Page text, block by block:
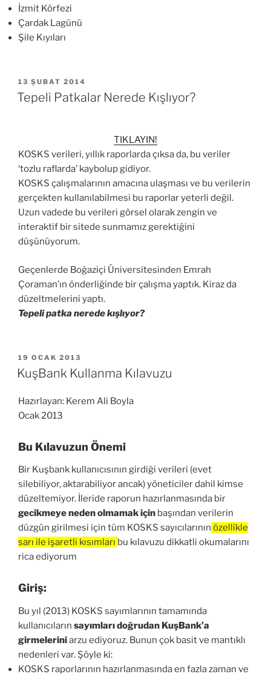
İzmit Körfezi
Çardak Lagünü
Şile Kıyıları
YAYIM
TARIHI
13 ŞUBAT 2014
Tepeli Patkalar Nerede Kışlıyor?
TIKLAYIN!
KOSKS verileri, yıllık raporlarda çıksa da, bu veriler
‘tozlu raflarda’ kaybolup gidiyor.
KOSKS çalışmalarının amacına ulaşması ve bu verilerin
gerçekten kullanılabilmesi bu raporlar yeterli değil.
Uzun vadede bu verileri görsel olarak zengin ve
interaktif bir sitede sunmamız gerektiğini
düşünüyorum.
Geçenlerde Boğaziçi Üniversitesinden Emrah
Çoraman’ın önderliğinde bir çalışma yaptık. Kiraz da
düzeltmelerini yaptı.
Tepeli patka nerede kışlıyor?
YAYIM
TARIHI
19 OCAK 2013
KuşBank Kullanma Kılavuzu
Hazırlayan: Kerem Ali Boyla
Ocak 2013
Bu Kılavuzun Önemi
Bir Kuşbank kullanıcısının girdiği verileri (evet
silebiliyor, aktarabiliyor ancak) yöneticiler dahil kimse
düzeltemiyor. İleride raporun hazırlanmasında bir
gecikmeye neden olmamak için başından verilerin
düzgün girilmesi için tüm KOSKS sayıcılarının özellikle
sarı ile işaretli kısımları bu kılavuzu dikkatli okumalarını
rica ediyorum
Giriş:
Bu yıl (2013) KOSKS sayımlarının tamamında
kullanıcıların sayımları doğrudan KuşBank’a
girmeleriniarzu ediyoruz. Bunun çok basit ve mantıklı
nedenleri var. Şöyle ki:
KOSKS raporlarının hazırlanmasında en fazla zaman ve